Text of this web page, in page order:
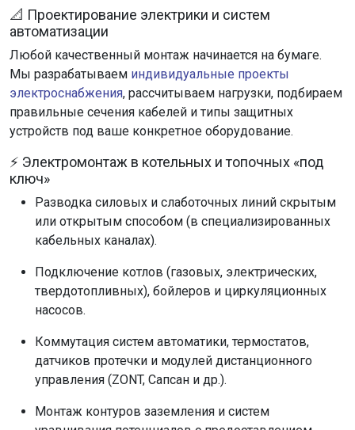
📐 Проектирование электрики и систем
автоматизации
Любой качественный монтаж начинается на бумаге.
Мы разрабатываем индивидуальные проекты
электроснабжения, рассчитываем нагрузки, подбираем
правильные сечения кабелей и типы защитных
устройств под ваше конкретное оборудование.
⚡ Электромонтаж в котельных и топочных «под
ключ»
Разводка силовых и слаботочных линий скрытым
или открытым способом (в специализированных
кабельных каналах).
Подключение котлов (газовых, электрических,
твердотопливных), бойлеров и циркуляционных
насосов.
Коммутация систем автоматики, термостатов,
датчиков протечки и модулей дистанционного
управления (ZONT, Сапсан и др.).
Монтаж контуров заземления и систем